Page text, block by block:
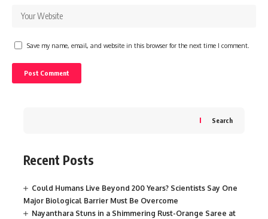
Save my name, email, and website in this browser for the next time I comment.
Search
Recent Posts
Could Humans Live Beyond 200 Years? Scientists Say One
Major Biological Barrier Must Be Overcome
Nayanthara Stuns in a Shimmering Rust-Orange Saree at